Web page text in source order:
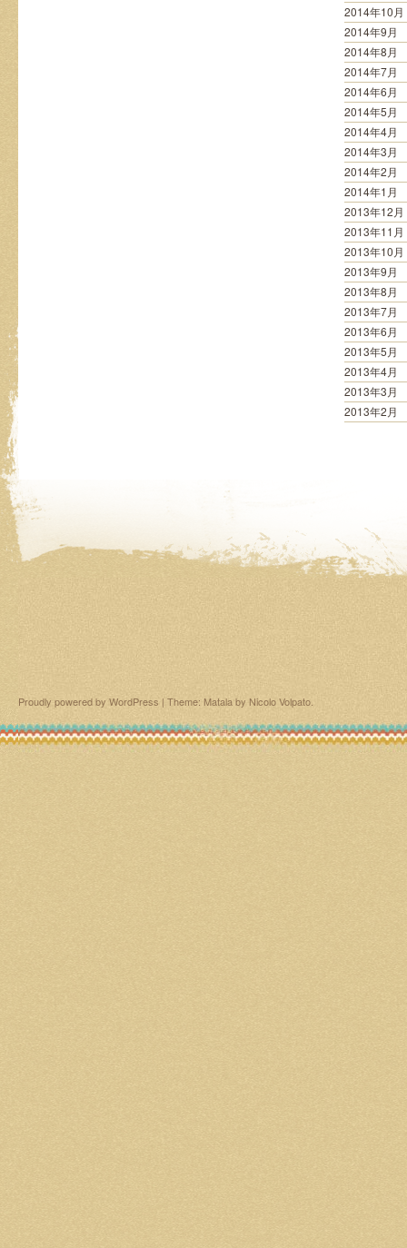
2014年10月
2014年9月
2014年8月
2014年7月
2014年6月
2014年5月
2014年4月
2014年3月
2014年2月
2014年1月
2013年12月
2013年11月
2013年10月
2013年9月
2013年8月
2013年7月
2013年6月
2013年5月
2013年4月
2013年3月
2013年2月
Proudly powered by WordPress | Theme: Matala by Nicolo Volpato